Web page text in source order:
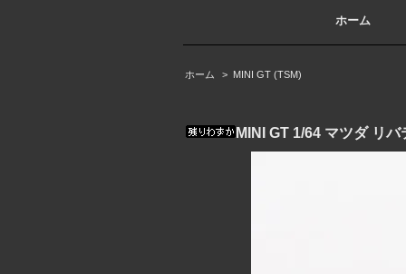
ホーム
ホーム > MINI GT (TSM)
MINI GT 1/64 マツダ リ